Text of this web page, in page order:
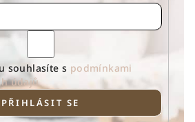
souhlasíte s podmínkami
údajů
PŘIHLÁSIT SE